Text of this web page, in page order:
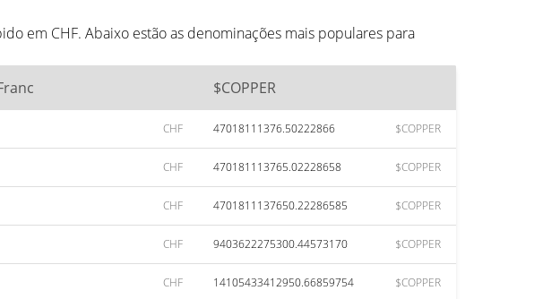
em CHF. Abaixo estão as denominações mais populares para
$COPPER
CHF 47018111376.50222866 $COPPER
CHF 470181113765.02228658 $COPPER
CHF 4701811137650.22286585 $COPPER
CHF 9403622275300.44573170 $COPPER
CHF 14105433412950.66859754 $COPPER